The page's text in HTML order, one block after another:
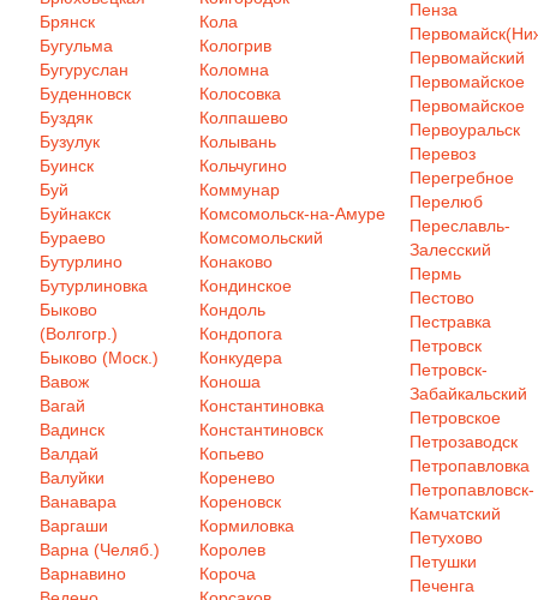
Брянск
Бугульма
Бугуруслан
Буденновск
Буздяк
Бузулук
Буинск
Буй
Буйнакск
Бураево
Бутурлино
Бутурлиновка
Быково
(Волгогр.)
Быково (Моск.)
Вавож
Вагай
Вадинск
Валдай
Валуйки
Ванавара
Варгаши
Варна (Челяб.)
Варнавино
Кола
Кологрив
Коломна
Колосовка
Колпашево
Колывань
Кольчугино
Коммунар
Комсомольск-на-Амуре
Комсомольский
Конаково
Кондинское
Кондоль
Кондопога
Конкудера
Коноша
Константиновка
Константиновск
Копьево
Коренево
Кореновск
Кормиловка
Королев
Короча
Пенза
Первомайский
Первомайское
Первомайское
Первоуральск
Перевоз
Перегребное
Перелюб
Переславль-
Залесский
Пермь
Пестово
Пестравка
Петровск
Петровск-
Забайкальский
Петровское
Петрозаводск
Петропавловка
Петропавловск-
Камчатский
Петухово
Петушки
Печенга